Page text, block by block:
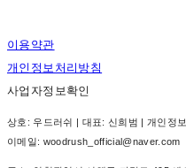
이용약관
개인정보처리방침
사업자정보확인
상호: 우드러쉬 | 대표: 신희범 | 개인정
이메일: woodrush_official@naver.com